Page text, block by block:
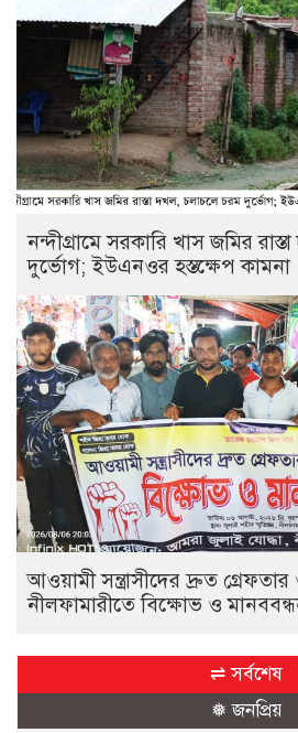
নন্দীগ্রামে সরকারি খাস জমির
দুর্ভোগ; ইউএনওর হস্তক্ষেপ কামনা
আওয়ামী সন্ত্রাসীদের দ্রুত
নীলফামারীতে বিক্ষোভ ও
⇌ সর্বশেষ
❅ জনপ্রিয়